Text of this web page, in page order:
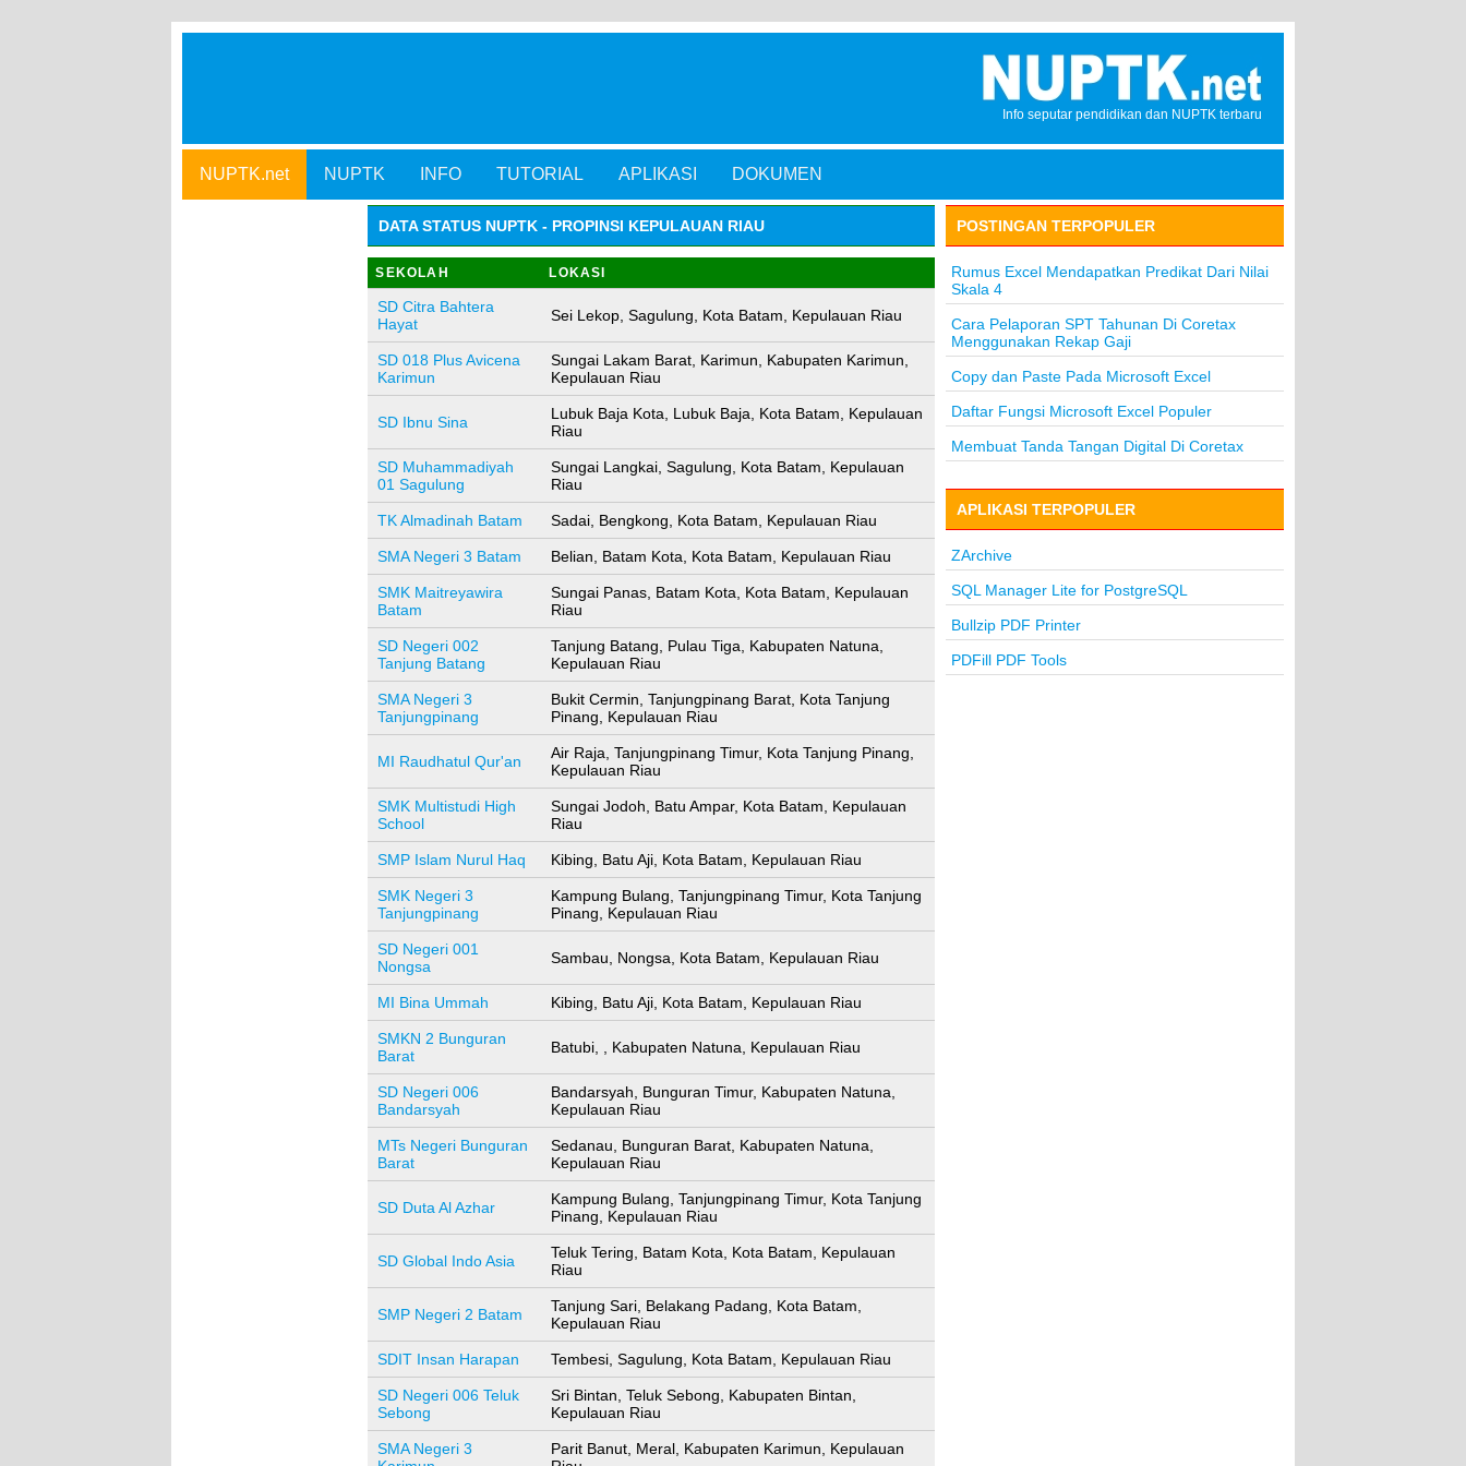
Info seputar pendidikan dan NUPTK terbaru
NUPTK.net NUPTK INFO TUTORIAL APLIKASI DOKUMEN
DATA STATUS NUPTK - PROPINSI KEPULAUAN RIAU
SEKOLAH LOKASI
SD Citra Bahtera
Hayat
Sei Lekop, Sagulung, Kota Batam, Kepulauan Riau
SD 018 Plus Avicena
Karimun
Sungai Lakam Barat, Karimun, Kabupaten Karimun,
Kepulauan Riau
SD Ibnu Sina
Lubuk Baja Kota, Lubuk Baja, Kota Batam, Kepulauan
Riau
SD Muhammadiyah
01 Sagulung
Sungai Langkai, Sagulung, Kota Batam, Kepulauan
Riau
TK Almadinah Batam Sadai, Bengkong, Kota Batam, Kepulauan Riau
SMA Negeri 3 Batam Belian, Batam Kota, Kota Batam, Kepulauan Riau
SMK Maitreyawira
Batam
Sungai Panas, Batam Kota, Kota Batam, Kepulauan
Riau
SD Negeri 002
Tanjung Batang
Tanjung Batang, Pulau Tiga, Kabupaten Natuna,
Kepulauan Riau
SMA Negeri 3
Tanjungpinang
Bukit Cermin, Tanjungpinang Barat, Kota Tanjung
Pinang, Kepulauan Riau
MI Raudhatul Qur'an
Air Raja, Tanjungpinang Timur, Kota Tanjung Pinang,
Kepulauan Riau
SMK Multistudi High
School
Sungai Jodoh, Batu Ampar, Kota Batam, Kepulauan
Riau
SMP Islam Nurul Haq Kibing, Batu Aji, Kota Batam, Kepulauan Riau
SMK Negeri 3
Tanjungpinang
Kampung Bulang, Tanjungpinang Timur, Kota Tanjung
Pinang, Kepulauan Riau
SD Negeri 001
Nongsa
Sambau, Nongsa, Kota Batam, Kepulauan Riau
MI Bina Ummah Kibing, Batu Aji, Kota Batam, Kepulauan Riau
SMKN 2 Bunguran
Barat
Batubi, , Kabupaten Natuna, Kepulauan Riau
SD Negeri 006
Bandarsyah
Bandarsyah, Bunguran Timur, Kabupaten Natuna,
Kepulauan Riau
MTs Negeri Bunguran
Barat
Sedanau, Bunguran Barat, Kabupaten Natuna,
Kepulauan Riau
SD Duta Al Azhar
Kampung Bulang, Tanjungpinang Timur, Kota Tanjung
Pinang, Kepulauan Riau
SD Global Indo Asia
Teluk Tering, Batam Kota, Kota Batam, Kepulauan
Riau
SMP Negeri 2 Batam
Tanjung Sari, Belakang Padang, Kota Batam,
Kepulauan Riau
SDIT Insan Harapan Tembesi, Sagulung, Kota Batam, Kepulauan Riau
SD Negeri 006 Teluk
Sebong
Sri Bintan, Teluk Sebong, Kabupaten Bintan,
Kepulauan Riau
SMA Negeri 3
Parit Banut, Meral, Kabupaten Karimun, Kepulauan
POSTINGAN TERPOPULER
Rumus Excel Mendapatkan Predikat Dari Nilai
Skala 4
Cara Pelaporan SPT Tahunan Di Coretax
Menggunakan Rekap Gaji
Copy dan Paste Pada Microsoft Excel
Daftar Fungsi Microsoft Excel Populer
Membuat Tanda Tangan Digital Di Coretax
APLIKASI TERPOPULER
ZArchive
SQL Manager Lite for PostgreSQL
Bullzip PDF Printer
PDFill PDF Tools